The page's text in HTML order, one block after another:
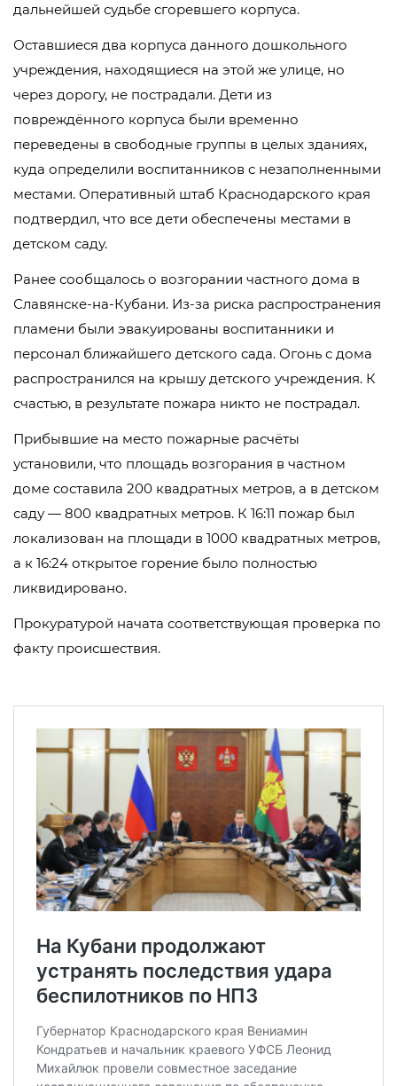
дальнейшей судьбе сгоревшего корпуса.
Оставшиеся два корпуса данного дошкольного
учреждения, находящиеся на этой же улице, но
через дорогу, не пострадали. Дети из
повреждённого корпуса были временно
переведены в свободные группы в целых зданиях,
куда определили воспитанников с незаполненными
местами. Оперативный штаб Краснодарского края
подтвердил, что все дети обеспечены местами в
детском саду.
Ранее сообщалось о возгорании частного дома в
Славянске-на-Кубани. Из-за риска распространения
пламени были эвакуированы воспитанники и
персонал ближайшего детского сада. Огонь с дома
распространился на крышу детского учреждения. К
счастью, в результате пожара никто не пострадал.
Прибывшие на место пожарные расчёты
установили, что площадь возгорания в частном
доме составила 200 квадратных метров, а в детском
саду — 800 квадратных метров. К 16:11 пожар был
локализован на площади в 1000 квадратных метров,
а к 16:24 открытое горение было полностью
ликвидировано.
Прокуратурой начата соответствующая проверка по
факту происшествия.